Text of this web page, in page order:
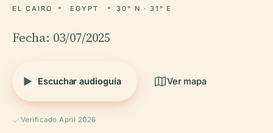
EL CAIRO EGYPT 30° N · 31° E
Fecha: 03/07/2025
Escuchar audioguía Ver mapa
Verificado April 2026